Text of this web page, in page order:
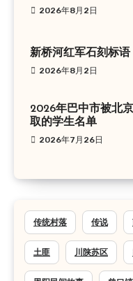
2026年8月2日
新桥河红军石刻标语
2026年8月2日
2026年巴中市被北
取的学生名单
2026年7月26日
传统村落 传说
土匪 川陕苏区